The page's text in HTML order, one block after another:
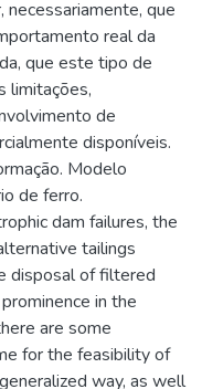
que
real da
que este tipo de
limitações,
de
disponíveis.
Modelo
de ferro.
dam failures, the
tailings
disposal of filtered
in the
are some
for the feasibility of
way, as well